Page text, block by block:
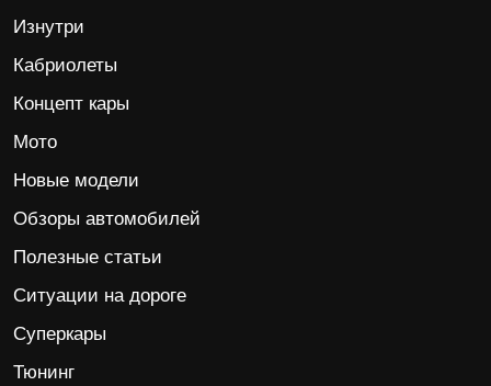
Изнутри
Кабриолеты
Концепт кары
Мото
Новые модели
Обзоры автомобилей
Полезные статьи
Ситуации на дороге
Суперкары
Тюнинг